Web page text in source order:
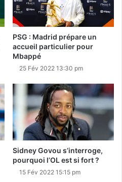
PSG : Madrid prépare un
accueil particulier pour
Mbappé
25 Fév 2022 13:30 pm
Sidney Govou s’interroge,
pourquoi l’OL est si fort ?
15 Fév 2022 15:15 pm